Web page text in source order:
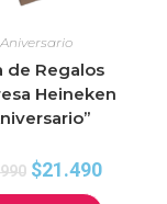
Aniversario
de Regalos
Heineken
$21.490